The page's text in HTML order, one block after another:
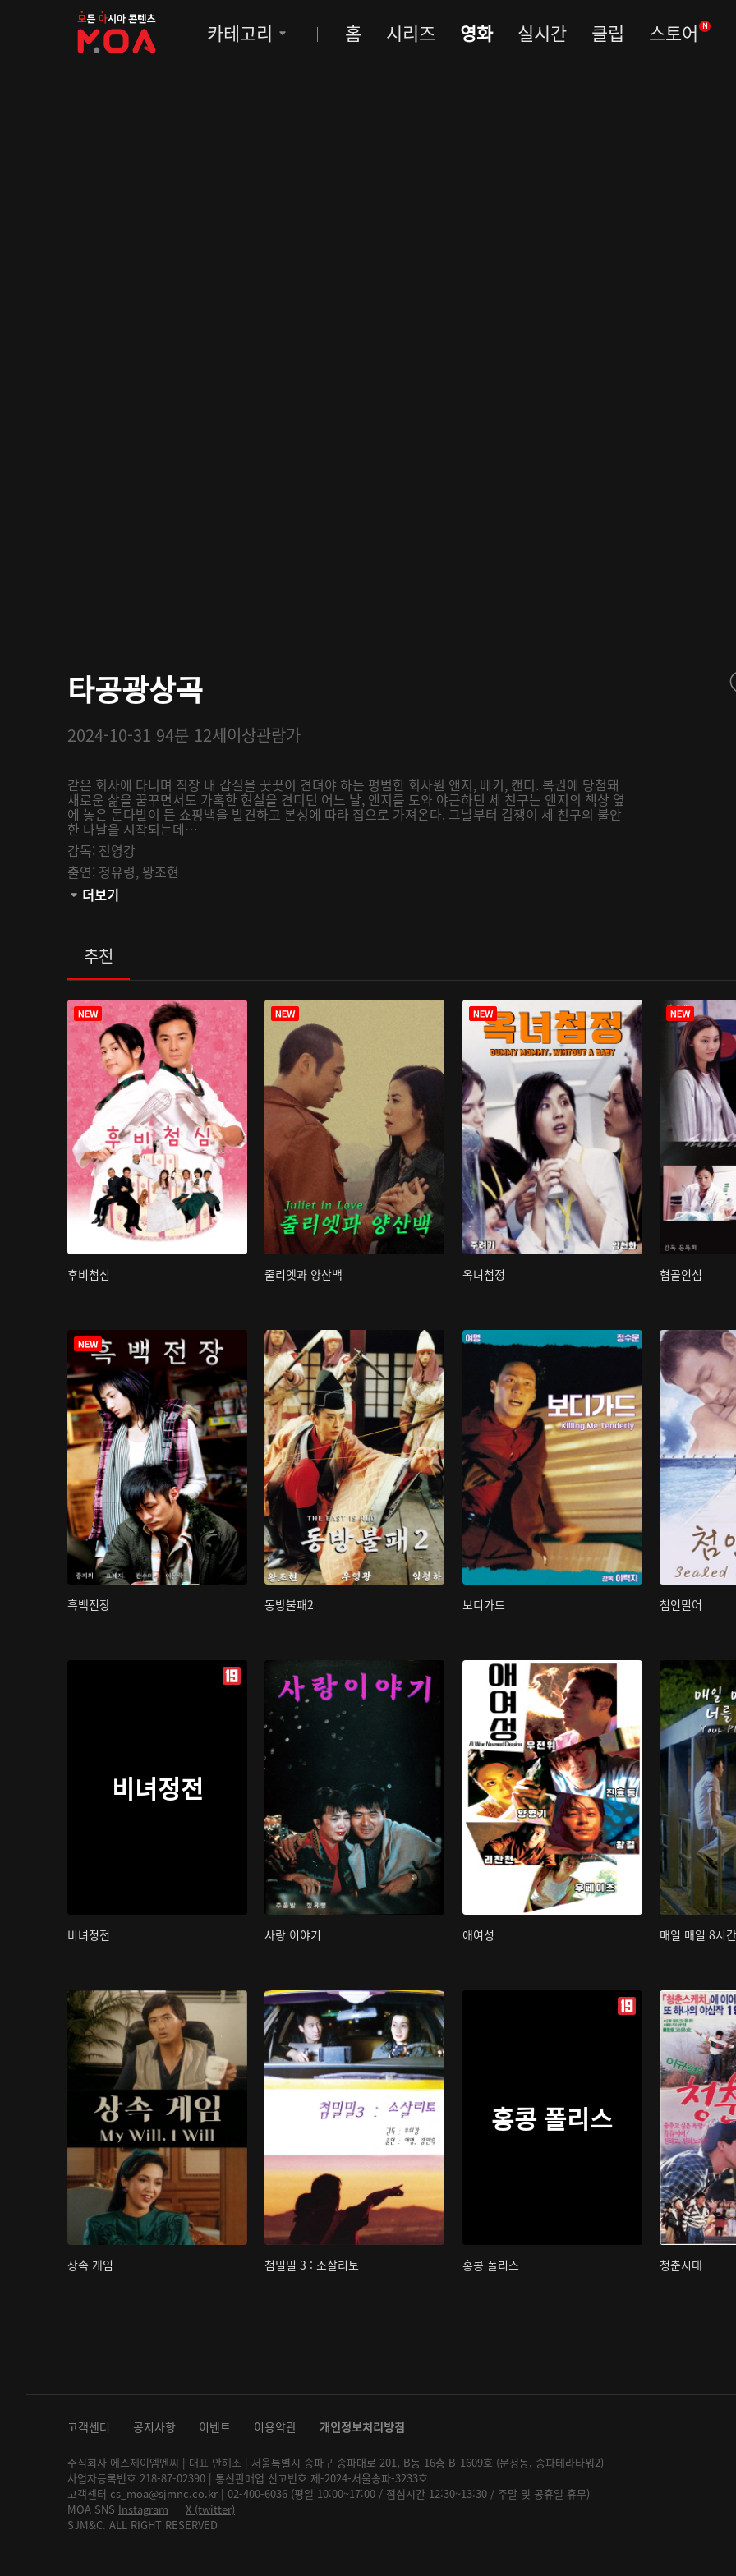
MOA
카테고리 홈 시리즈 영화 실시간 클립 스토어 N
타공광상곡
2024-10-31 94분 12세이상관람가
같은 회사에 다니며 직장 내 갑질을 꿋꿋이 견뎌야 하는 평범한 회사원 앤지, 베키, 캔디. 복권에 당첨돼
새로운 삶을 꿈꾸면서도 가혹한 현실을 견디던 어느 날, 앤지를 도와 야근하던 세 친구는 앤지의 책상 옆
에 놓은 돈다발이 든 쇼핑백을 발견하고 본성에 따라 집으로 가져온다. 그날부터 겁쟁이 세 친구의 불안
한 나날을 시작되는데…
감독: 전영강
출연: 정유령, 왕조현
관람등급:
더보기
추천
후비첨심 줄리엣과 양산백 옥녀첨정 협골인심
흑백전장 동방불패2 보디가드 첨언밀어
비녀정전
비녀정전 사랑 이야기 애여성 매일 매일 8시
상속 게임 첨밀밀 3 : 소살리토
홍콩 폴리스
홍콩 폴리스 청춘시대
고객센터 공지사항 이벤트 이용약관 개인정보처리방침
주식회사 에스제이엠엔씨 | 대표 안해조 | 서울특별시 송파구 송파대로 201, B동 16층 B-1609호 (문정동, 송파테라타워2)
사업자등록번호 218-87-02390 | 통신판매업 신고번호 제-2024-서울송파-3233호
고객센터 cs_moa@sjmnc.co.kr | 02-400-6036 (평일 10:00~17:00 / 점심시간 12:30~13:30 / 주말 및 공휴일 휴무)
MOA SNS Instagram │ X (twitter)
SJM&C. ALL RIGHT RESERVED